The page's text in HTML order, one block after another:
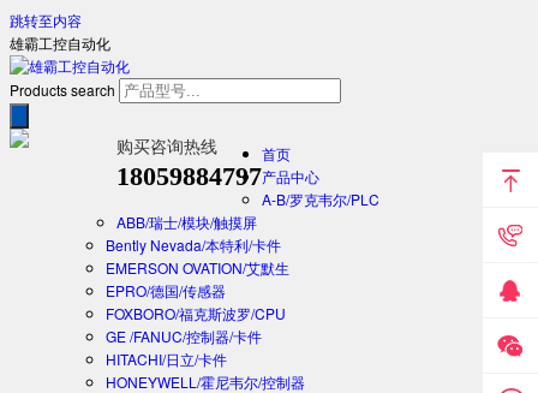
跳转至内容
雄霸工控自动化
Products search
购买咨询热线
18059884797
首页
产品中心
A-B/罗克韦尔/PLC
ABB/瑞士/模块/触摸屏
Bently Nevada/本特利/卡件
EMERSON OVATION/艾默生
EPRO/德国/传感器
FOXBORO/福克斯波罗/CPU
GE /FANUC/控制器/卡件
HITACHI/日立/卡件
HONEYWELL/霍尼韦尔/控制器